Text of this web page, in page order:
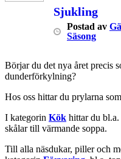
Sjukling
Postad av
Säsong
Börjar du det nya året precis
dunderförkylning?
Hos oss hittar du prylarna
I kategorin Kök hittar du
skålar till värmande soppa.
Till alla näsdukar, piller och